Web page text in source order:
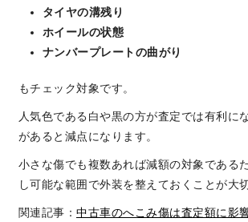
タイヤの溝残り
ホイールの状態
ナンバープレートの曲がり
もチェック対象です。
人気色である白や黒の方が査定では有利に
があると減点になります。
小さな傷でも複数あれば減額の対象である
し可能な範囲で外装を整えておくことが大
関連記事： 中古車のへこみ傷は査定額に影